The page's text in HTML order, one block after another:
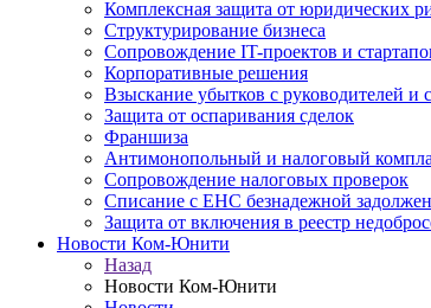
Комплексная защита от юридических
Структурирование бизнеса
Сопровождение IT-проектов и
Корпоративные решения
Взыскание убытков с руководителей и
Защита от оспаривания сделок
Франшиза
Антимонопольный и налоговый
Сопровождение налоговых проверок
Списание с ЕНС безнадежной
Защита от включения в реестр
Новости Ком-Юнити
Назад
Новости Ком-Юнити